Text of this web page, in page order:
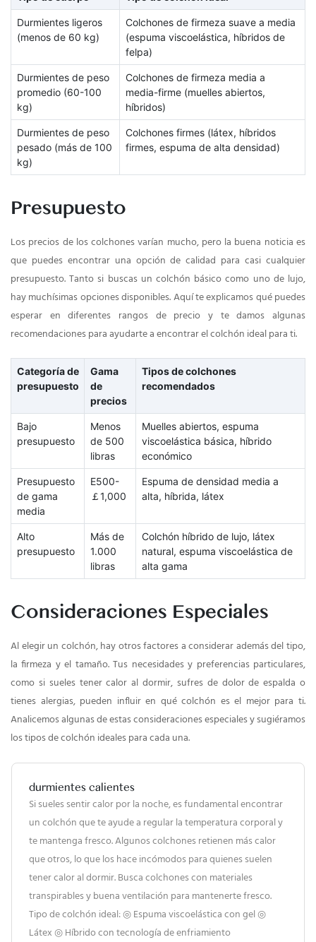
Durmientes ligeros
(menos de 60 kg)
Colchones de firmeza suave a media
(espuma viscoelástica, híbridos de
felpa)
Durmientes de peso
promedio (60-100
kg)
Colchones de firmeza media a
media-firme (muelles abiertos,
híbridos)
Durmientes de peso
pesado (más de 100
kg)
Colchones firmes (látex, híbridos
firmes, espuma de alta densidad)
Presupuesto
Los precios de los colchones varían mucho, pero la buena noticia es
que puedes encontrar una opción de calidad para casi cualquier
presupuesto. Tanto si buscas un colchón básico como uno de lujo,
hay muchísimas opciones disponibles. Aquí te explicamos qué puedes
esperar en diferentes rangos de precio y te damos algunas
recomendaciones para ayudarte a encontrar el colchón ideal para ti.
Categoría de
presupuesto
Gama
de
precios
Tipos de colchones
recomendados
Bajo
presupuesto
Menos
de 500
libras
Muelles abiertos, espuma
viscoelástica básica, híbrido
económico
Presupuesto
de gama
media
E500-
￡1,000
Espuma de densidad media a
alta, híbrida, látex
Alto
presupuesto
Más de
1.000
libras
Colchón híbrido de lujo, látex
natural, espuma viscoelástica de
alta gama
Consideraciones Especiales
Al elegir un colchón, hay otros factores a considerar además del tipo,
la firmeza y el tamaño. Tus necesidades y preferencias particulares,
como si sueles tener calor al dormir, sufres de dolor de espalda o
tienes alergias, pueden influir en qué colchón es el mejor para ti.
Analicemos algunas de estas consideraciones especiales y sugiéramos
los tipos de colchón ideales para cada una.
durmientes calientes
Si sueles sentir calor por la noche, es fundamental encontrar
un colchón que te ayude a regular la temperatura corporal y
te mantenga fresco. Algunos colchones retienen más calor
que otros, lo que los hace incómodos para quienes suelen
tener calor al dormir. Busca colchones con materiales
transpirables y buena ventilación para mantenerte fresco.
Tipo de colchón ideal: ◎ Espuma viscoelástica con gel ◎
Látex ◎ Híbrido con tecnología de enfriamiento